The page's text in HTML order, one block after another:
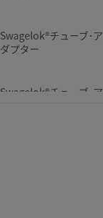
Swagelok®チューブ･ア
ダプター
Swagelok®チューブ･ア